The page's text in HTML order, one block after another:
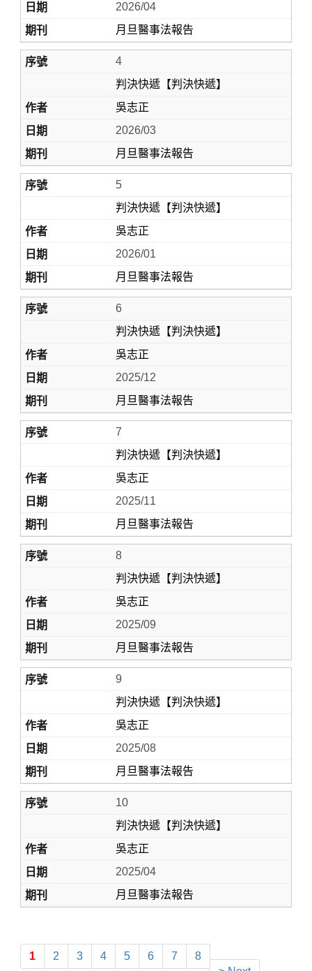
2026/04
月旦醫事法報告
4
判決快遞【判決快遞】
吳志正
2026/03
月旦醫事法報告
5
判決快遞【判決快遞】
吳志正
2026/01
月旦醫事法報告
6
判決快遞【判決快遞】
吳志正
2025/12
月旦醫事法報告
7
判決快遞【判決快遞】
吳志正
2025/11
月旦醫事法報告
8
判決快遞【判決快遞】
吳志正
2025/09
月旦醫事法報告
9
判決快遞【判決快遞】
吳志正
2025/08
月旦醫事法報告
10
判決快遞【判決快遞】
吳志正
2025/04
月旦醫事法報告
1 2 3 4 5 6 7
8